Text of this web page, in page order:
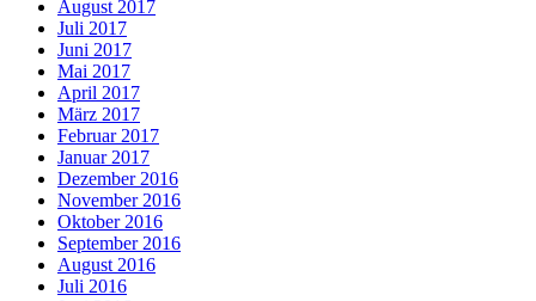
August 2017
Juli 2017
Juni 2017
Mai 2017
April 2017
März 2017
Februar 2017
Januar 2017
Dezember 2016
November 2016
Oktober 2016
September 2016
August 2016
Juli 2016